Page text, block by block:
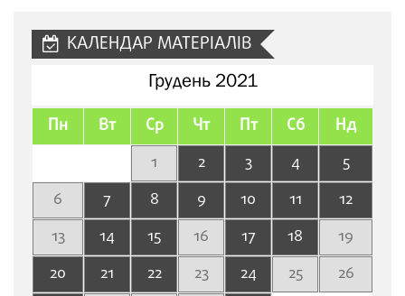
КАЛЕНДАР МАТЕРІАЛІВ
Грудень 2021
Пн Вт Ср Чт Пт Сб Нд
1 2 3 4
5
6
7 8 9 10 11
12
13
14 15 16 17 18
19
20
21 22 23 24 25
26